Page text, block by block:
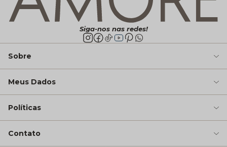
Siga-nos nas redes!
Sobre
Meus Dados
Políticas
Contato